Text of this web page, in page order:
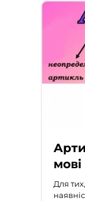
мові
Для